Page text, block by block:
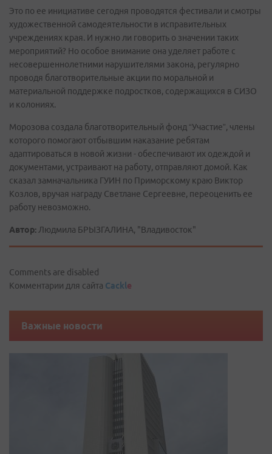
Это по ее инициативе сегодня проводятся фестивали и смотры
художественной самодеятельности в исправительных
учреждениях края. И нужно ли говорить о значении таких
мероприятий? Но особое внимание она уделяет работе с
несовершеннолетними нарушителями закона, регулярно
проводя благотворительные акции по моральной и
материальной поддержке подростков, содержащихся в СИЗО
и колониях.
Морозова создала благотворительный фонд “Участие”, члены
которого помогают отбывшим наказание ребятам
адаптироваться в новой жизни - обеспечивают их одеждой и
документами, устраивают на работу, отправляют домой. Как
сказал замначальника ГУИН по Приморскому краю Виктор
Козлов, вручая награду Светлане Сергеевне, переоценить ее
работу невозможно.
Автор: Людмила БРЫЗГАЛИНА, "Владивосток"
Comments are disabled
Комментарии для сайта Cackle
Важные новости